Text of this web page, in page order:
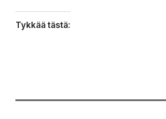
Tykkää tästä: